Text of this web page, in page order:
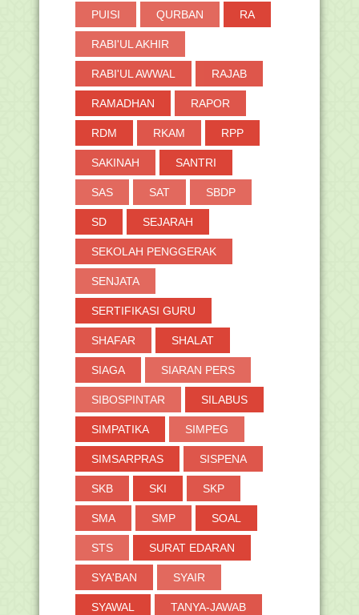
PUISI QURBAN RA
RABI'UL AKHIR
RABI'UL AWWAL RAJAB
RAMADHAN RAPOR
RDM RKAM RPP
SAKINAH SANTRI
SAS SAT SBDP
SD SEJARAH
SEKOLAH PENGGERAK
SENJATA
SERTIFIKASI GURU
SHAFAR SHALAT
SIAGA SIARAN PERS
SIBOSPINTAR SILABUS
SIMPATIKA SIMPEG
SIMSARPRAS SISPENA
SKB SKI SKP
SMA SMP SOAL
STS SURAT EDARAN
SYA'BAN SYAIR
SYAWAL TANYA-JAWAB